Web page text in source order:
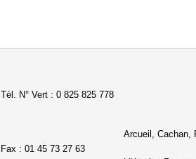
Tèl. N° Vert : 0 825 825 778
Fax : 01 45 73 27 63
Arcueil, Cachan,